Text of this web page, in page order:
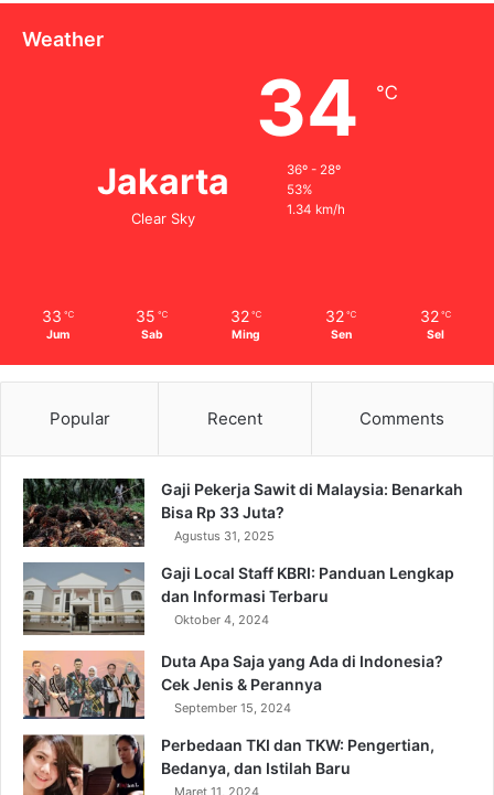
Weather
Jakarta
Clear Sky
34 ℃
36º - 28º
53%
1.34 km/h
33 ℃
Jum
35 ℃
Sab
32 ℃
Ming
32 ℃
Sen
32 ℃
Sel
Popular Recent Comments
Gaji Pekerja Sawit di Malaysia: Benarkah
Bisa Rp 33 Juta?
Agustus 31, 2025
Gaji Local Staff KBRI: Panduan Lengkap
dan Informasi Terbaru
Oktober 4, 2024
Duta Apa Saja yang Ada di Indonesia?
Cek Jenis & Perannya
September 15, 2024
Perbedaan TKI dan TKW: Pengertian,
Bedanya, dan Istilah Baru
Maret 11, 2024